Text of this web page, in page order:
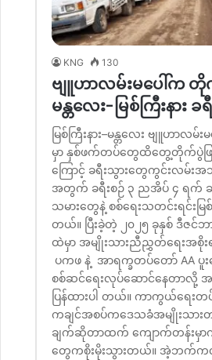
KNG 130
ဗျူဟာလမ်းမပေါ်က တို
မန္တလေး-မြစ်ကြီးနား
မြစ်ကြီးနား–မန္တလေး ဗျူဟာ
မှာ နှစ်ဖက်တပ်တွေထိတွေ့တိုက်ပွဲဖြ
ကြောင့် ခရီးသွားတွေကွင်းလမ်း
အတွက် ခရီးစဉ် ၃ ညအိပ် ၄ ရက်
သမားတွေနဲ့ စစ်ရေးသတင်းရင်းမြ
တယ်။ ပြီးခဲ့တဲ့ ၂၀၂၅ ခုနှစ် ဒီ
ထဲမှာ အမျိုးသားညီညွှတ်ရေးအစိုး
ပကဖ နဲ့ အာရက္ခတပ်တော် AA ပူး
စစ်ဆင်ရေးလုပ်ဆောင်နေတာလို့
ပြန်ထားပါ တယ်။ ကာကွယ်ရေးတ
ကချင်အစပ်ကဒေသခံအမျိုးသားတ
ချက်ဆိုတာထက် ကျောက်တန်းမှ
တွေကစိုးမိုးသွားတယ်။ အဲ့ဘက်